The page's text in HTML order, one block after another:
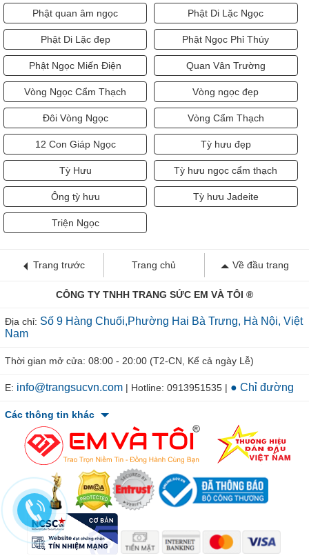
Phật quan âm ngọc Phật Di Lặc Ngọc
Phật Di Lặc đẹp Phật Ngọc Phỉ Thúy
Phật Ngọc Miến Điện Quan Vân Trường
Vòng Ngọc Cẩm Thạch Vòng ngọc đẹp
Đôi Vòng Ngọc Vòng Cẩm Thạch
12 Con Giáp Ngọc Tỳ hưu đẹp
Tỳ Hưu Tỳ hưu ngọc cẩm thạch
Ông tỳ hưu Tỳ hưu Jadeite
Triện Ngọc
Trang trước Trang chủ Về đầu trang
CÔNG TY TNHH TRANG SỨC EM VÀ TÔI ®
Địa chỉ: Số 9 Hàng Chuối,Phường Hai Bà Trưng, Hà Nội, Việt
Nam
Thời gian mở cửa: 08:00 - 20:00 (T2-CN, Kể cả ngày Lễ)
E: info@trangsucvn.com | Hotline: 0913951535 | ● Chỉ đường
Các thông tin khác